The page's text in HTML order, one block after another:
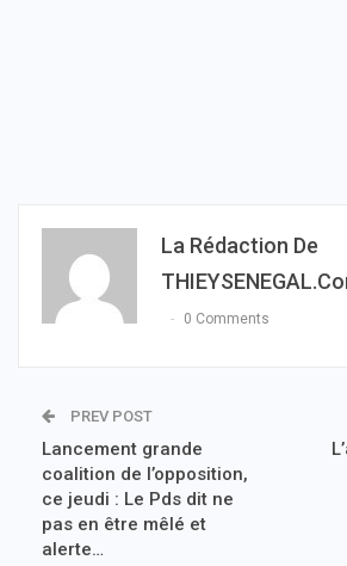
La Rédaction De
0 Comments
PREV POST
Lancement grande
coalition de l’opposition,
ce jeudi : Le Pds dit ne
pas en être mêlé et
alerte…